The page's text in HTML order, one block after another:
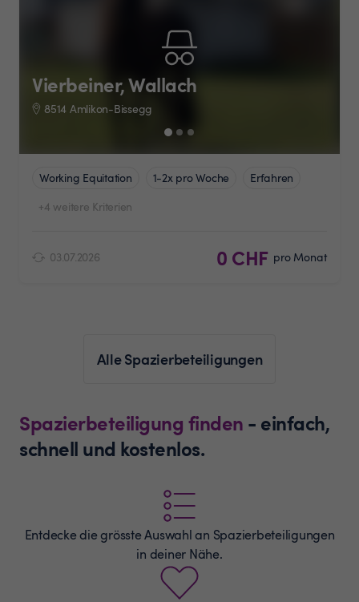
Vierbeiner, Wallach
8514 Amlikon-Bissegg
Working Equitation 1-2x pro Woche
Erfahren
+4 weitere Kriterien
03.07.2026 0 CHF pro Monat
Alle Spazierbeteiligungen
Spazierbeteiligung finden - einfach,
schnell und kostenlos.
Entdecke die grösste Auswahl an Spazierbeteiligungen
in deiner Nähe.